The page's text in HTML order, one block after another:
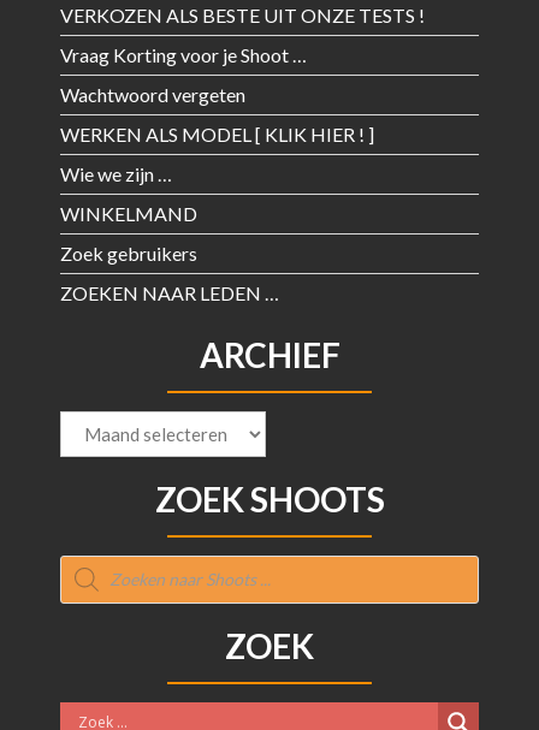
VERKOZEN ALS BESTE UIT ONZE TESTS !
Vraag Korting voor je Shoot …
Wachtwoord vergeten
WERKEN ALS MODEL [ KLIK HIER ! ]
Wie we zijn …
WINKELMAND
Zoek gebruikers
ZOEKEN NAAR LEDEN …
ARCHIEF
ZOEK SHOOTS
Producten
zoeken
ZOEK